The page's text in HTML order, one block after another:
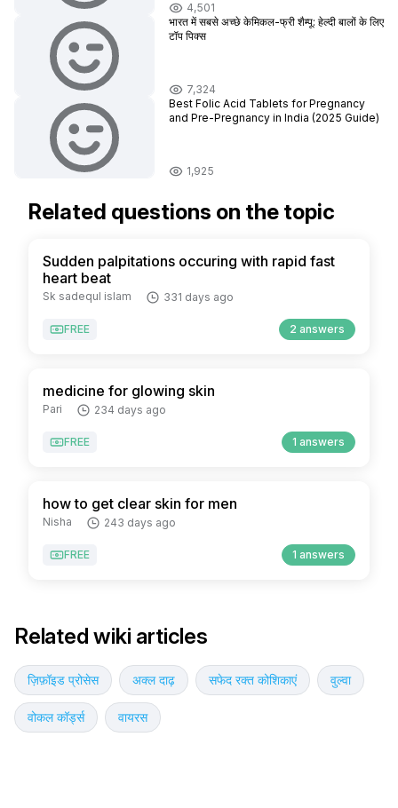
4,501
भारत में सबसे अच्छे केमिकल-फ्री शैम्पू: हेल्दी बालों के लिए
टॉप पिक्स
7,324
Best Folic Acid Tablets for Pregnancy
and Pre-Pregnancy in India (2025 Guide)
1,925
Related questions on the topic
Sudden palpitations occuring with rapid fast
heart beat
Sk sadequl islam 331 days ago
FREE 2 answers
medicine for glowing skin
Pari 234 days ago
FREE 1 answers
how to get clear skin for men
Nisha 243 days ago
FREE 1 answers
Related wiki articles
ज़िफ़ॉइड प्रोसेस अक्ल दाढ़ सफेद रक्त कोशिकाएं वुल्वा
वोकल कॉर्ड्स वायरस